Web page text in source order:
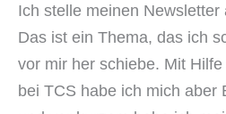
Ich stelle meinen Newsletter
Das ist ein Thema, das ich
vor mir her schiebe. Mit
bei TCS habe ich mich aber